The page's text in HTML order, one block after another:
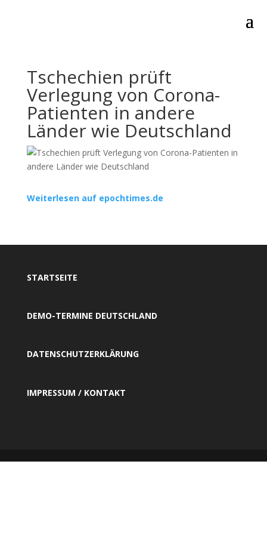
Tschechien prüft
Verlegung von Corona-
Patienten in andere
Länder wie Deutschland
Weiterlesen auf epochtimes.de
STARTSEITE
DEMO-TERMINE DEUTSCHLAND
DATENSCHUTZERKLÄRUNG
IMPRESSUM / KONTAKT